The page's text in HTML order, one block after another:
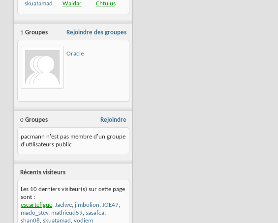
skuatamad Waldar Chtulus
Rejoindre des groupes
1 Groupes
Oracle
Rejoindre
0 Groupes
pacmann n'est pas membre d'un groupe
d'utilisateurs public
Récents visiteurs
Les 10 derniers visiteur(s) sur cette page
sont :
escartefigue, Jaelwe, jimbolion, JOE47,
mado_stev, mathieud59, sasafca,
shan08, skuatamad , vodiem